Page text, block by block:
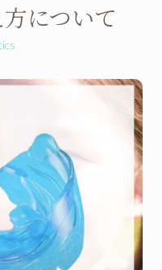
について